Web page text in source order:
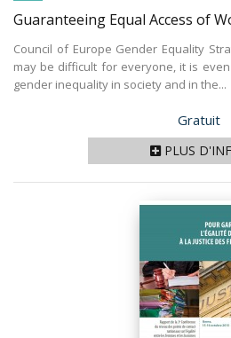
Guaranteeing Equal Access of
Council of Europe Gender Equality
may be difficult for everyone, it is
gender inequality in society and in the...
Prix
Gratuit
PLUS